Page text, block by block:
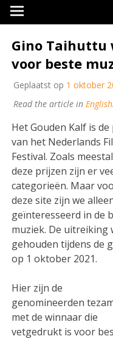
Gino Taihuttu
voor beste
Geplaatst op 1 oktober
Read the article in English.
Het Gouden Kalf is de
van het Nederlands
Festival. Zoals
deze prijzen zijn er
categorieën. Maar
deze site zijn we
geïnteresseerd in de
muziek. De uitreiking
gehouden tijdens de
op 1 oktober 2021.
Hier zijn de
genomineerden
met de winnaar die
vetgedrukt is voor